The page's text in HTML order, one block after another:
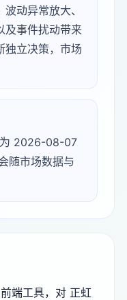
动异常放大、
及事件扰动带来
独立决策，市场
为 2026-08-07
随市场数据与
端工具，对 正虹